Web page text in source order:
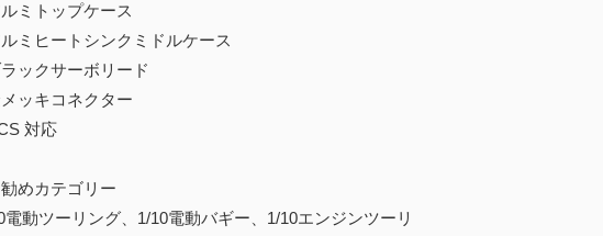
ミトップケース
ミヒートシンクミドルケース
ックサーボリード
ッキコネクター
対応
めカテゴリー
電動ツーリング、1/10電動バギー、1/10エンジンツーリ